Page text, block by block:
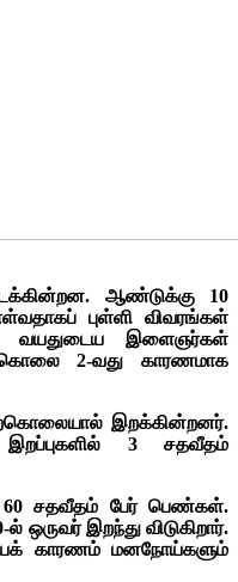
ஆண்டுக்கு 10
புள்ளி விவரங்கள்
வயதுடைய இளைஞர்கள்
2-வது காரணமாக
இறக்கின்றனர்.
3 சதவீதம்
சதவீதம் பேர் பெண்கள்.
ஒருவர் இறந்து விடுகிறார்.
காரணம் மனநோய்களும்